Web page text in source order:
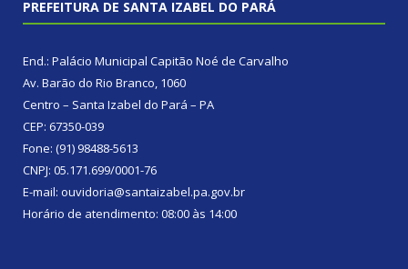
PREFEITURA DE SANTA IZABEL DO PARÁ
End.: Palácio Municipal Capitão Noé de Carvalho
Av. Barão do Rio Branco, 1060
Centro – Santa Izabel do Pará – PA
CEP: 67350-039
Fone: (91) 98488-5613
CNPJ: 05.171.699/0001-76
E-mail: ouvidoria@santaizabel.pa.gov.br
Horário de atendimento: 08:00 às 14:00